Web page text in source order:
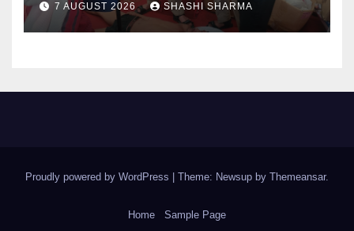
गई
7 AUGUST 2026 SHASHI SHARMA
Proudly powered by WordPress Theme: Newsup by Themeansar.
Home Sample Page